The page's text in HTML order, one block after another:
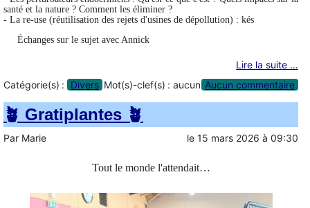
santé et la nature ? Comment les éliminer ?
- La re-use (réutilisation des rejets d'usines de dépollution) : kés
Échanges sur le sujet avec Annick
Lire la suite …
Catégorie(s) :
Divers Mot(s)-clef(s) : aucun Aucun commentaire
🪴 Gratiplantes 🪴
Par Marie le 15 mars 2026 à 09:30
Tout le monde l'attendait…